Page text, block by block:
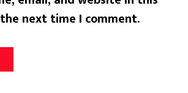
next time I comment.